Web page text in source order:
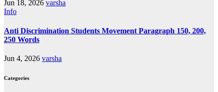
Jun 18, 2026 varsha
Info
Anti Discrimination Students Movement Paragraph 150, 200,
250 Words
Jun 4, 2026 varsha
Categories